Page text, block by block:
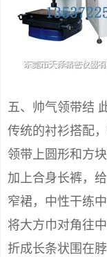
五、帅气领带结
传统的衬衫搭配
领带上圆形和方
加上合身长裤，
窄裙，中性干练
将大方巾对角往
折成长条状围在